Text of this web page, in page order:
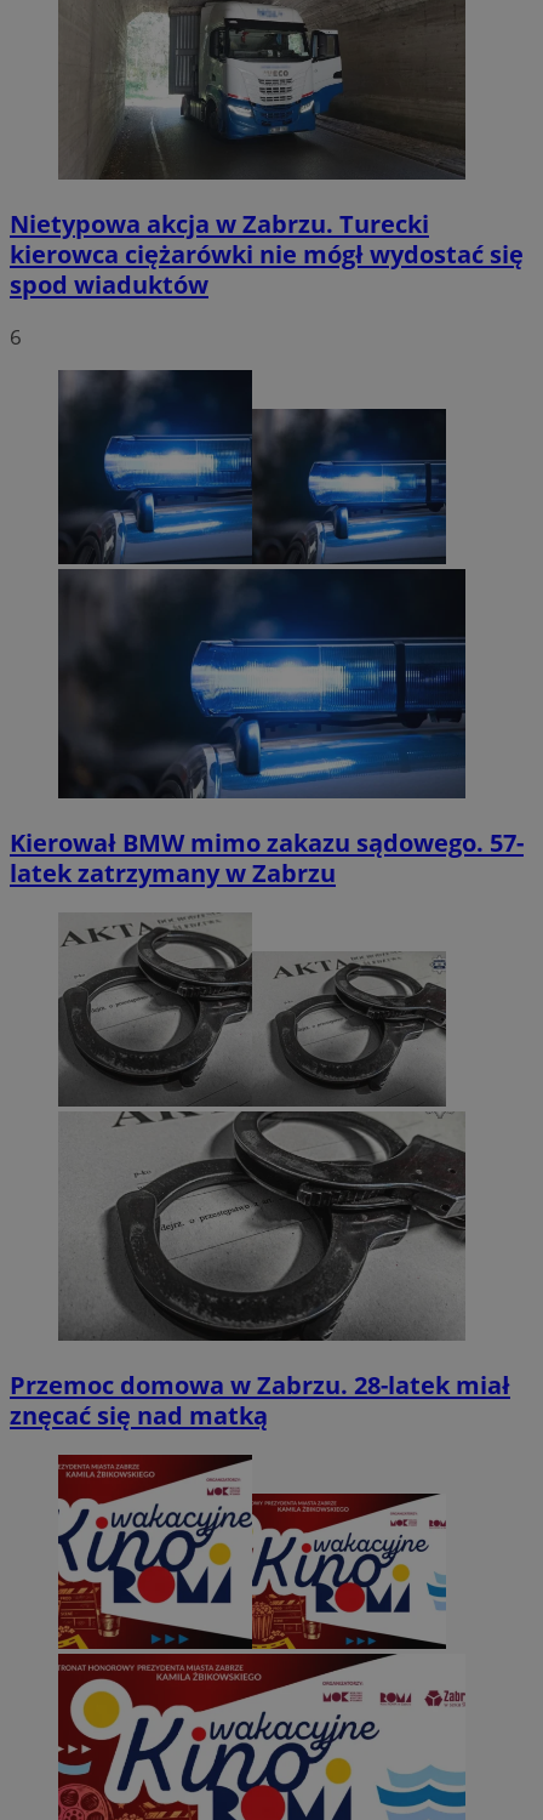
Nietypowa akcja w Zabrzu. Turecki
kierowca ciężarówki nie mógł wydostać się
spod wiaduktów
6
Kierował BMW mimo zakazu sądowego. 57-
latek zatrzymany w Zabrzu
Przemoc domowa w Zabrzu. 28-latek miał
znęcać się nad matką